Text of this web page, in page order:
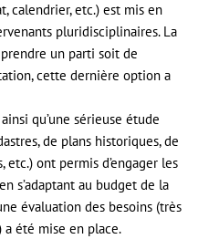
calendrier, etc.) est mis en
pluridisciplinaires. La
un parti soit de
cette dernière option a
qu’une sérieuse étude
de plans historiques, de
ont permis d’engager les
s’adaptant au budget de la
évaluation des besoins (très
a été mise en place.